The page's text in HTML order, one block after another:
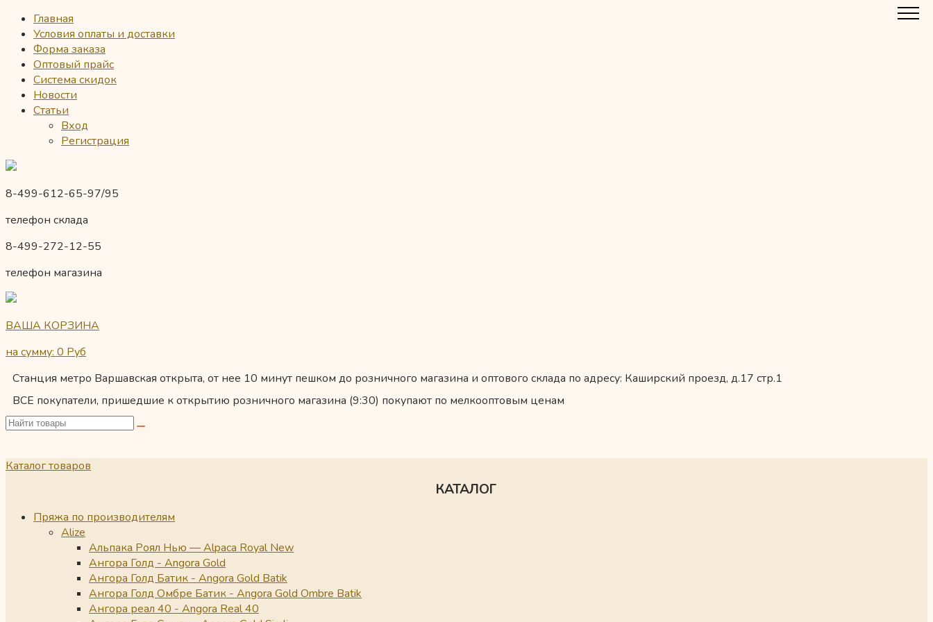
Главная
Условия оплаты и доставки
Форма заказа
Оптовый прайс
Система скидок
Новости
Статьи
Вход
Регистрация
8-499-612-65-97/95
телефон склада
8-499-272-12-55
телефон магазина
ВАША КОРЗИНА
на сумму: 0 Руб
Станция метро Варшавская открыта, от нее 10 минут пешком до розничного магазина и оптового склада по адресу: Каширский проезд, д.17 стр.1
ВСЕ покупатели, пришедшие к открытию розничного магазина (9:30) покупают по мелкооптовым ценам
Каталог товаров
КАТАЛОГ
Пряжа по производителям
Alize
Альпака Роял Нью — Alpaca Royal New
Ангора Голд - Angora Gold
Ангора Голд Батик - Angora Gold Batik
Ангора Голд Омбре Батик - Angora Gold Ombre Batik
Ангора реал 40 - Angora Real 40